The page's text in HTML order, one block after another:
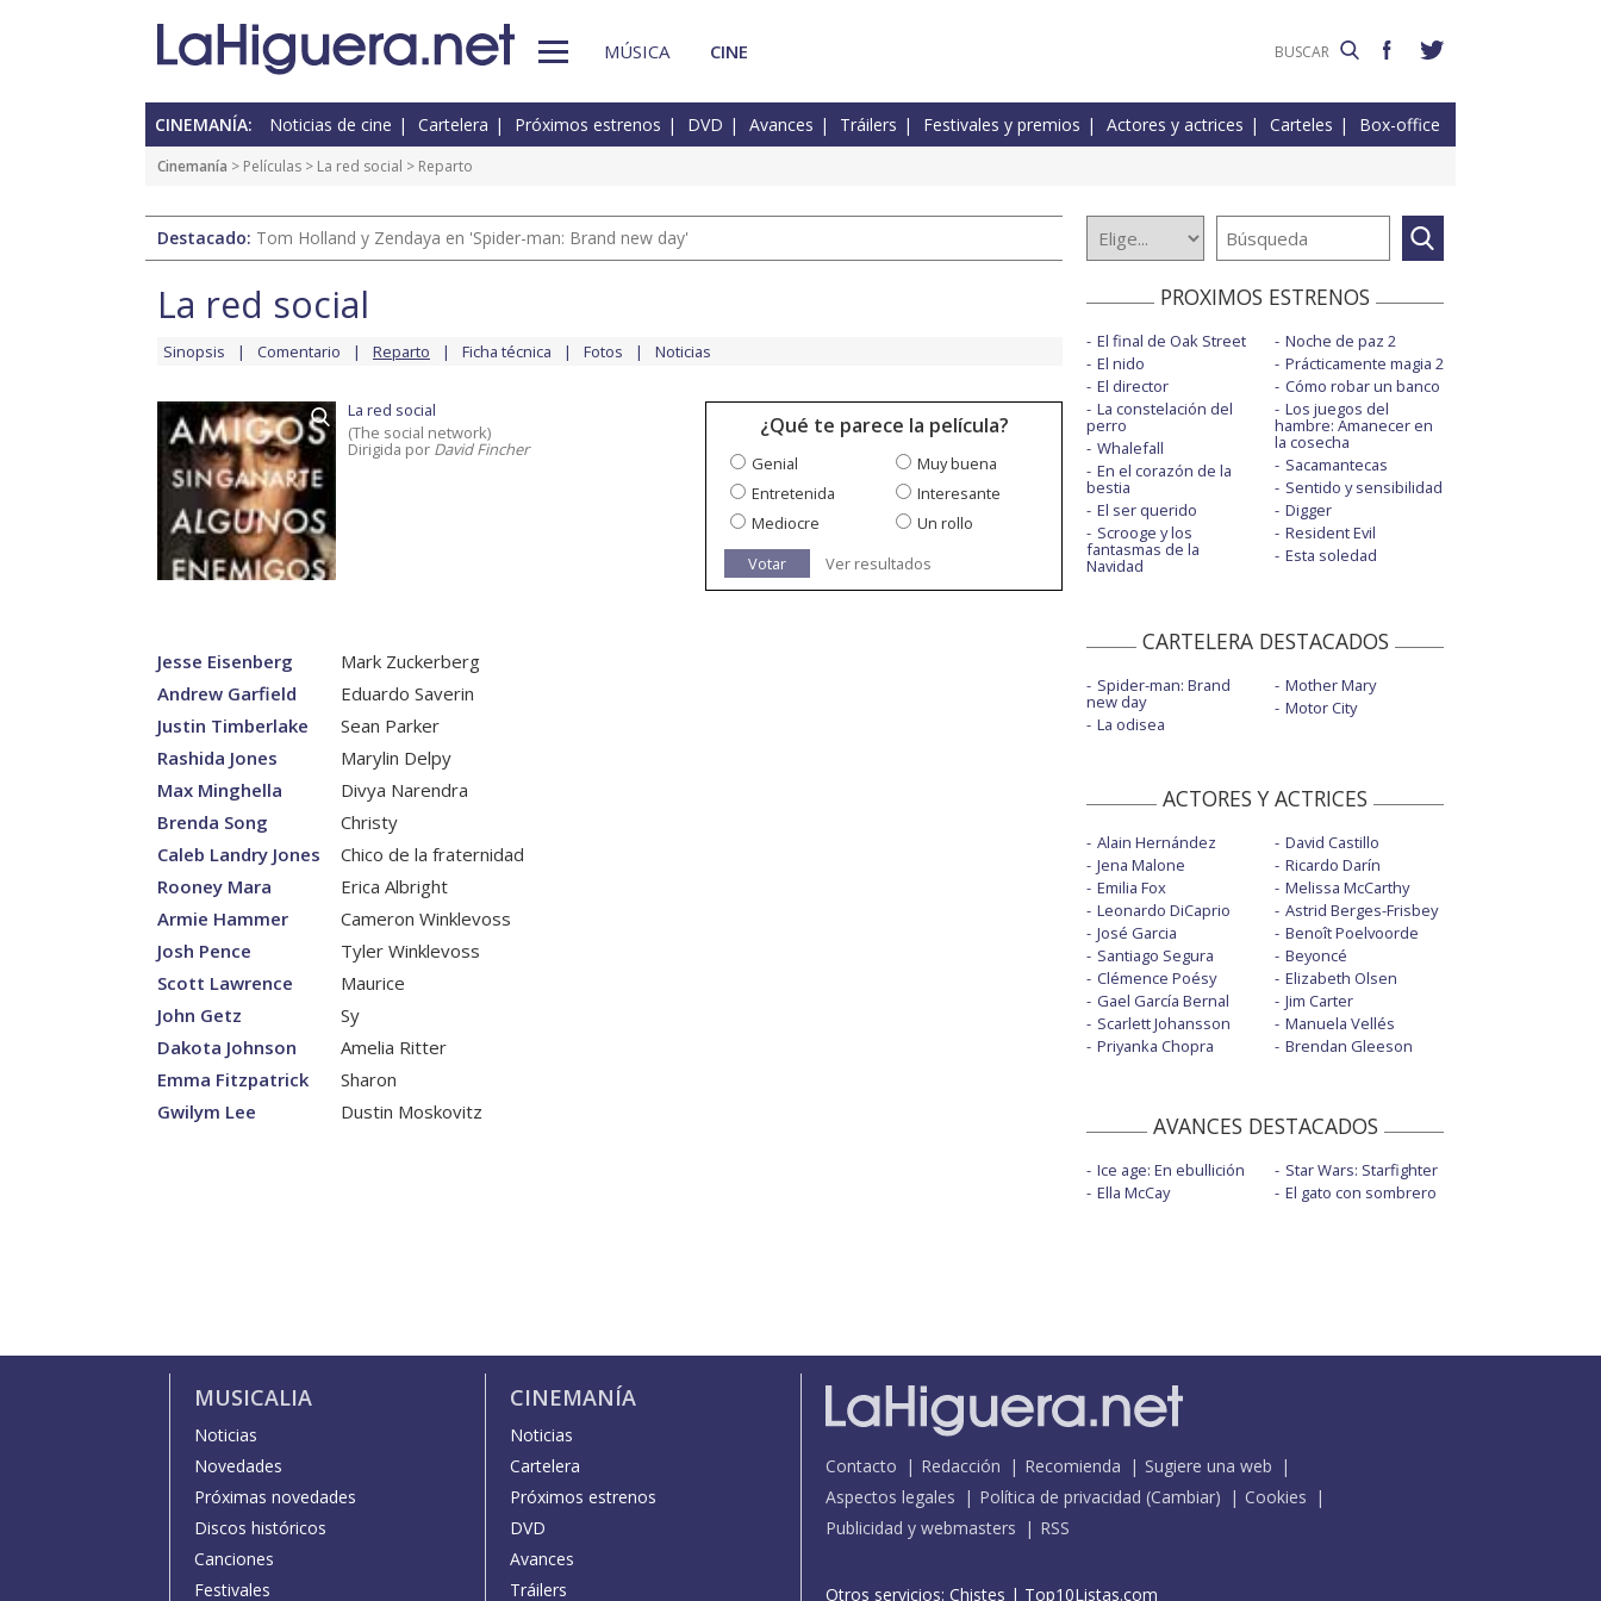
MÚSICA CINE
CINEMANÍA: Noticias de cine Cartelera Próximos estrenos DVD Avances Tráilers Festivales y premios Actores y actrices Carteles Box-office
Cinemanía > Películas > La red social > Reparto
Destacado: Tom Holland y Zendaya en 'Spider-man: Brand new day'
La red social
Sinopsis Comentario Reparto Ficha técnica Fotos Noticias
La red social
(The social network)
Dirigida por David Fincher
¿Qué te parece la película?
Genial
Muy buena
Entretenida
Interesante
Mediocre
Un rollo
Votar
Ver resultados
Jesse Eisenberg
Mark Zuckerberg
Andrew Garfield
Eduardo Saverin
Justin Timberlake
Sean Parker
Rashida Jones
Marylin Delpy
Max Minghella
Divya Narendra
Brenda Song
Christy
Caleb Landry Jones
Chico de la fraternidad
Rooney Mara
Erica Albright
Armie Hammer
Cameron Winklevoss
Josh Pence
Tyler Winklevoss
Scott Lawrence
Maurice
John Getz
Sy
Dakota Johnson
Amelia Ritter
Emma Fitzpatrick
Sharon
Gwilym Lee
Dustin Moskovitz
PROXIMOS ESTRENOS
El final de Oak Street
El nido
El director
La constelación del
perro
Whalefall
En el corazón de la
bestia
El ser querido
Scrooge y los
fantasmas de la
Navidad
Noche de paz 2
Prácticamente magia 2
Cómo robar un banco
Los juegos del
hambre: Amanecer en
la cosecha
Sacamantecas
Sentido y sensibilidad
Digger
Resident Evil
Esta soledad
CARTELERA DESTACADOS
Spider-man: Brand
new day
La odisea
Mother Mary
Motor City
ACTORES Y ACTRICES
Alain Hernández
Jena Malone
Emilia Fox
Leonardo DiCaprio
José Garcia
Santiago Segura
Clémence Poésy
Gael García Bernal
Scarlett Johansson
Priyanka Chopra
David Castillo
Ricardo Darín
Melissa McCarthy
Astrid Berges-Frisbey
Benoît Poelvoorde
Beyoncé
Elizabeth Olsen
Jim Carter
Manuela Vellés
Brendan Gleeson
AVANCES DESTACADOS
Ice age: En ebullición
Ella McCay
Star Wars: Starfighter
El gato con sombrero
MUSICALIA
Noticias
Novedades
Próximas novedades
Discos históricos
Canciones
Festivales
CINEMANÍA
Noticias
Cartelera
Próximos estrenos
DVD
Avances
Tráilers
Contacto Redacción Recomienda
Sugiere una web
Aspectos legales
Política de privacidad (Cambiar)
Cookies
Publicidad y webmasters
RSS
Otros servicios: Chistes | Top10Listas.com